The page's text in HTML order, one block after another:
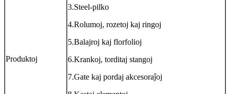
Produktoj
3.Steel-pilko
4.Rolumoj, rozetoj kaj ringoj
5.Balajroj kaj florfolioj
6.Krankoj, torditaj stangoj
7.Gate kaj pordaj akcesoraĵoj